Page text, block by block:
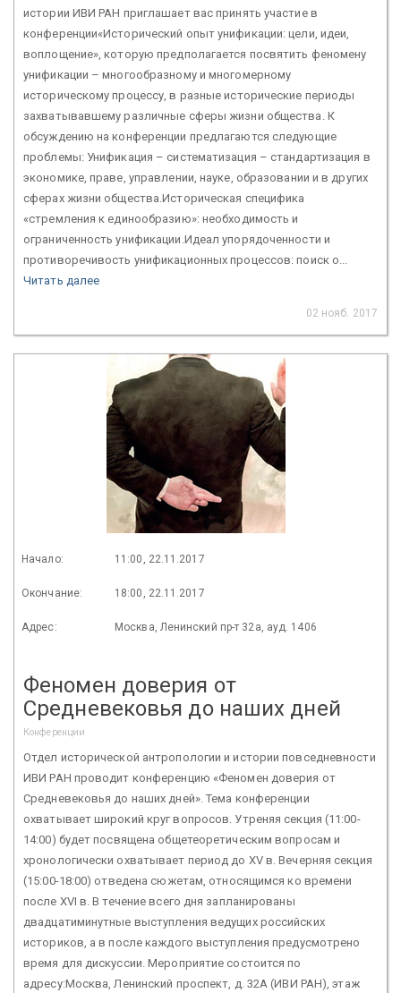
истории ИВИ РАН приглашает вас принять участие в
конференции«Исторический опыт унификации: цели, идеи,
воплощение», которую предполагается посвятить феномену
унификации – многообразному и многомерному
историческому процессу, в разные исторические периоды
захватывавшему различные сферы жизни общества. К
обсуждению на конференции предлагаются следующие
проблемы: Унификация – систематизация – стандартизация в
экономике, праве, управлении, науке, образовании и в других
сферах жизни общества.Историческая специфика
«стремления к единообразию»: необходимость и
ограниченность унификации.Идеал упорядоченности и
противоречивость унификационных процессов: поиск о...
Читать далее
02 нояб. 2017
Начало: 11:00, 22.11.2017
Окончание: 18:00, 22.11.2017
Адрес: Москва, Ленинский пр-т 32а, ауд. 1406
Феномен доверия от
Средневековья до наших дней
Конференции
Отдел исторической антропологии и истории повседневности
ИВИ РАН проводит конференцию «Феномен доверия от
Средневековья до наших дней». Тема конференции
охватывает широкий круг вопросов. Утреняя секция (11:00-
14:00) будет посвящена общетеоретическим вопросам и
хронологически охватывает период до XV в. Вечерняя секция
(15:00-18:00) отведена сюжетам, относящимся ко времени
после XVI в. В течение всего дня запланированы
двадцатиминутные выступления ведущих российских
историков, а в после каждого выступления предусмотрено
время для дискуссии. Мероприятие состоится по
адресу:Москва, Ленинский проспект, д. 32А (ИВИ РАН), этаж